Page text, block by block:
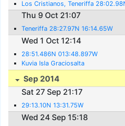
Los Cristianos, Teneriffa
Thu 9 Oct 21:07
Teneriffa 28:27.97N 16:14.65W
Wed 1 Oct 12:14
28:51.486N 013:48.897W
Kuvia Isla Graciosalta
Sep 2014
Sat 27 Sep 21:17
29:13.10N 13:31.75W
Wed 24 Sep 15:18